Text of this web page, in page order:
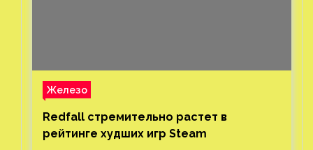
Железо
Redfall стремительно растет в
рейтинге худших игр Steam